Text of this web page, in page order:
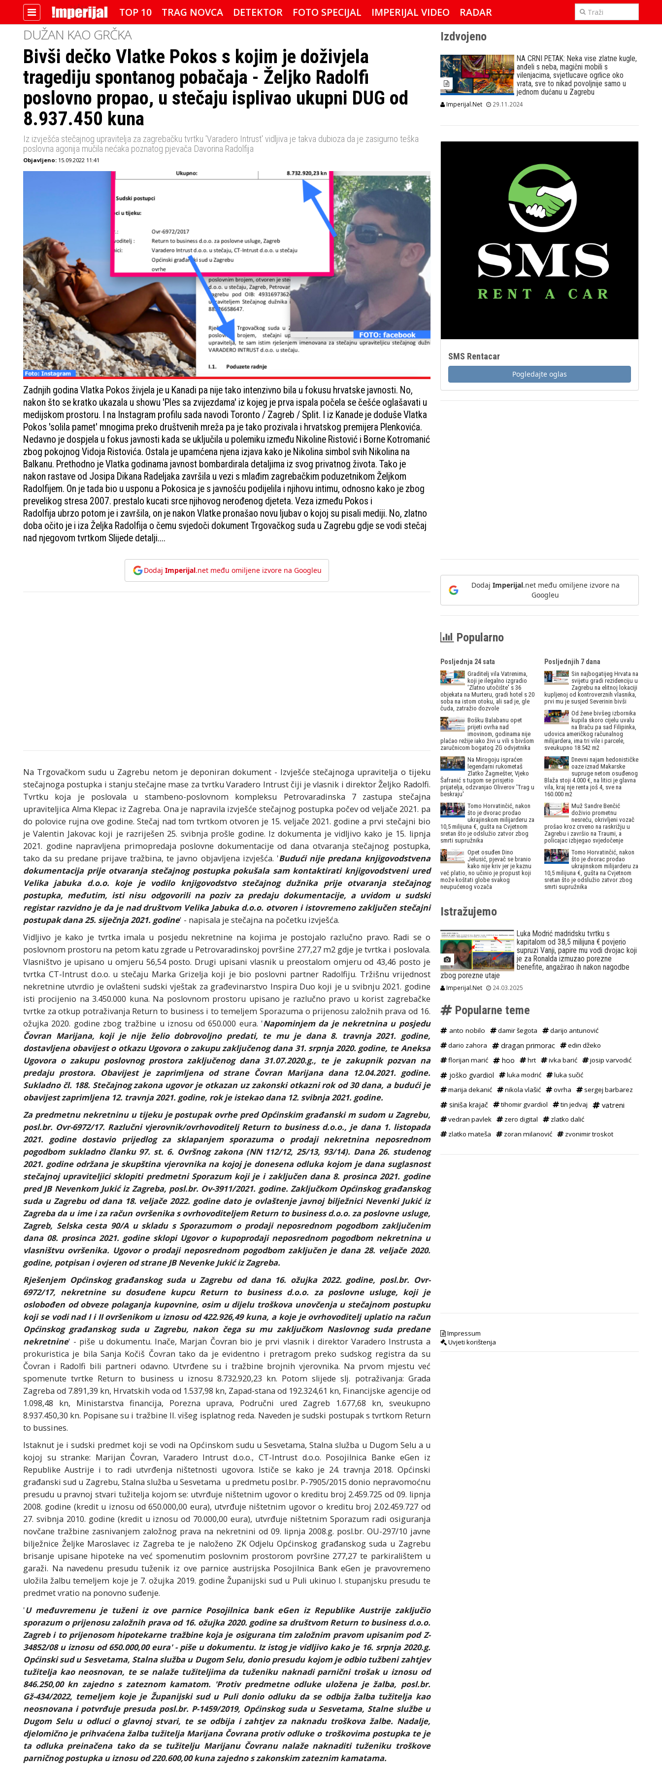
TOP 10 TRAG NOVCA DETEKTOR FOTO SPECIJAL IMPERIJAL VIDEO
RADAR
IMPERIJALOVE POZNATE FACE
DUŽAN KAO GRČKA
Bivši dečko Vlatke Pokos s kojim je doživjela
tragediju spontanog pobačaja - Željko Radolfi
poslovno propao, u stečaju isplivao ukupni DUG od
8.937.450 kuna
Iz izvješća stečajnog upravitelja za zagrebačku tvrtku 'Varadero Intrust' vidljiva je takva dubioza da je zasigurno teška
poslovna agonija mučila nećaka poznatog pjevača Davorina Radolfija
Objavljeno: 15.09.2022 11:41
Zadnjih godina Vlatka Pokos živjela je u Kanadi pa nije tako intenzivno bila u fokusu hrvatske javnosti. No,
nakon što se kratko ukazala u showu 'Ples sa zvijezdama' iz kojeg je prva ispala počela se češće oglašavati u
medijskom prostoru. I na Instagram profilu sada navodi Toronto / Zagreb / Split. I iz Kanade je doduše Vlatka
Pokos 'solila pamet' mnogima preko društvenih mreža pa je tako prozivala i hrvatskog premijera Plenkovića.
Nedavno je dospjela u fokus javnosti kada se uključila u polemiku između Nikoline Ristović i Borne Kotromanić
zbog pokojnog Vidoja Ristovića. Ostala je upamćena njena izjava kako je Nikolina simbol svih Nikolina na
Balkanu. Prethodno je Vlatka godinama javnost bombardirala detaljima iz svog privatnog života. Tako je
nakon rastave od Josipa Dikana Radeljaka završila u vezi s mlađim zagrebačkim poduzetnikom Željkom
Radolfijem. On je tada bio u usponu a Pokosica je s javnošću podijelila i njihovu intimu, odnosno kako je zbog
prevelikog stresa 2007. prestalo kucati srce njihovog nerođenog djeteta. Veza između Pokos i
Radolfija ubrzo potom je i završila, on je nakon Vlatke pronašao novu ljubav o kojoj su pisali mediji. No, zlatno
doba očito je i iza Željka Radolfija o čemu svjedoči dokument Trgovačkog suda u Zagrebu gdje se vodi stečaj
nad njegovom tvrtkom Slijede detalji....
Dodaj Imperijal.net među omiljene izvore na Googleu
Na Trgovačkom sudu u Zagrebu netom je deponiran dokument - Izvješće stečajnoga upravitelja o tijeku
stečajnoga postupka i stanju stečajne mase za tvrtku Varadero Intrust čiji je vlasnik i direktor Željko Radolfi.
Tvrtku koja je poslovala u stambeno-poslovnom kompleksu Petrovaradinska 7 zastupa stečajna
upraviteljica Alma Klepac iz Zagreba. Ona je napravila izvješće stečajnog postupka počev od veljače 2021. pa
do polovice rujna ove godine. Stečaj nad tom tvrtkom otvoren je 15. veljače 2021. godine a prvi stečajni bio
je Valentin Jakovac koji je razriješen 25. svibnja prošle godine. Iz dokumenta je vidljivo kako je 15. lipnja
2021. godine napravljena primopredaja poslovne dokumentacije od dana otvaranja stečajnog postupka,
tako da su predane prijave tražbina, te javno objavljena izvješća. 'Budući nije predana knjigovodstvena
dokumentacija prije otvaranja stečajnog postupka pokušala sam kontaktirati knjigovodstveni ured
Velika jabuka d.o.o. koje je vodilo knjigovodstvo stečajnog dužnika prije otvaranja stečajnog
postupka, međutim, isti nisu odgovorili na poziv za predaju dokumentacije, a uvidom u sudski
registar razvidno je da je nad društvom Velika Jabuka d.o.o. otvoren i istovremeno zaključen stečajni
postupak dana 25. siječnja 2021. godine' - napisala je stečajna na početku izvješća.
Vidljivo je kako je tvrtka imala u posjedu nekretnine na kojima je postojalo razlučno pravo. Radi se o
poslovnom prostoru na petom katu zgrade u Petrovaradinskoj površine 277,27 m2 gdje je tvrtka i poslovala.
Vlasništvo je upisano u omjeru 56,54 posto. Drugi upisani vlasnik u preostalom omjeru od 43,46 posto je
tvrtka CT-Intrust d.o.o. u stečaju Marka Grizelja koji je bio poslovni partner Radolfiju. Tržišnu vrijednost
nekretnine utvrdio je ovlašteni sudski vještak za građevinarstvo Inspira Duo koji je u svibnju 2021. godine
isti procijenio na 3.450.000 kuna. Na poslovnom prostoru upisano je razlučno pravo u korist zagrebačke
tvrtke za otkup potraživanja Return to business i to temeljem Sporazuma o prijenosu založnih prava od 16.
ožujka 2020. godine zbog tražbine u iznosu od 650.000 eura. 'Napominjem da je nekretnina u posjedu
Čovran Marijana, koji je nije želio dobrovoljno predati, te mu je dana 8. travnja 2021. godine,
dostavljena obavijest o otkazu Ugovora o zakupu zaključenog dana 31. srpnja 2020. godine, te Aneksa
Ugovora o zakupu poslovnog prostora zaključenog dana 31.07.2020.g., te je zakupnik pozvan na
predaju prostora. Obavijest je zaprimljena od strane Čovran Marijana dana 12.04.2021. godine.
Sukladno čl. 188. Stečajnog zakona ugovor je otkazan uz zakonski otkazni rok od 30 dana, a budući je
obavijest zaprimljena 12. travnja 2021. godine, rok je istekao dana 12. svibnja 2021. godine.
Za predmetnu nekretninu u tijeku je postupak ovrhe pred Općinskim građanski m sudom u Zagrebu,
posl.br. Ovr-6972/17. Razlučni vjerovnik/ovrhovoditelj Return to business d.o.o., je dana 1. listopada
2021. godine dostavio prijedlog za sklapanjem sporazuma o prodaji nekretnina neposrednom
pogodbom sukladno članku 97. st. 6. Ovršnog zakona (NN 112/12, 25/13, 93/14). Dana 26. studenog
2021. godine održana je skupština vjerovnika na kojoj je donesena odluka kojom je dana suglasnost
stečajnoj upraviteljici sklopiti predmetni Sporazum koji je i zaključen dana 8. prosinca 2021. godine
pred JB Nevenkom Jukić iz Zagreba, posl.br. Ov-3911/2021. godine. Zaključkom Općinskog građanskog
suda u Zagrebu od dana 18. veljače 2022. godine dato je ovlaštenje javnoj bilježnici Nevenki Jukić iz
Zagreba da u ime i za račun ovršenika s ovrhovoditeljem Return to business d.o.o. za poslovne usluge,
Zagreb, Selska cesta 90/A u skladu s Sporazumom o prodaji neposrednom pogodbom zaključenim
dana 08. prosinca 2021. godine sklopi Ugovor o kupoprodaji neposrednom pogodbom nekretnina u
vlasništvu ovršenika. Ugovor o prodaji neposrednom pogodbom zaključen je dana 28. veljače 2020.
godine, potpisan i ovjeren od strane JB Nevenke Jukić iz Zagreba.
Rješenjem Općinskog građanskog suda u Zagrebu od dana 16. ožujka 2022. godine, posl.br. Ovr-
6972/17, nekretnine su dosuđene kupcu Return to business d.o.o. za poslovne usluge, koji je
oslobođen od obveze polaganja kupovnine, osim u dijelu troškova unovčenja u stečajnom postupku
koji se vodi nad I i II ovršenikom u iznosu od 422.926,49 kuna, a koje je ovrhovoditelj uplatio na račun
Općinskog građanskog suda u Zagrebu, nakon čega su mu zaključkom Naslovnog suda predane
nekretnine' - piše u dokumentu. Inače, Marjan Čovran bio je prvi vlasnik i direktor Varadero Instrusta a
prokuristica je bila Sanja Kočiš Čovran tako da je evidentno i pretragom preko sudskog registra da su
Čovran i Radolfi bili partneri odavno. Utvrđene su i tražbine brojnih vjerovnika. Na prvom mjestu već
spomenute tvrtke Return to business u iznosu 8.732.920,23 kn. Potom slijede slj. potraživanja: Grada
Zagreba od 7.891,39 kn, Hrvatskih voda od 1.537,98 kn, Zapad-stana od 192.324,61 kn, Financijske agencije od
1.098,48 kn, Ministarstva financija, Porezna uprava, Područni ured Zagreb 1.677,68 kn, sveukupno
8.937.450,30 kn. Popisane su i tražbine II. višeg isplatnog reda. Naveden je sudski postupak s tvrtkom Return
to bussines.
Istaknut je i sudski predmet koji se vodi na Općinskom sudu u Sesvetama, Stalna služba u Dugom Selu a u
kojoj su stranke: Marijan Čovran, Varadero Intrust d.o.o., CT-Intrust d.o.o. Posojilnica Banke eGen iz
Republike Austrije i to radi utvrđenja ništetnosti ugovora. Ističe se kako je 24. travnja 2018. Općinski
građanski sud u Zagrebu, Stalna služba u Sesvetama u predmetu posl.br. P-7905/2015 donio nepravomoćnu
presudu u pravnoj stvari tužitelja kojom se: utvrđuje ništetnim ugovor o kreditu broj 2.459.725 od 09. lipnja
2008. godine (kredit u iznosu od 650.000,00 eura), utvrđuje ništetnim ugovor o kreditu broj 2.02.459.727 od
27. svibnja 2010. godine (kredit u iznosu od 70.000,00 eura), utvrđuje ništetnim Sporazum radi osiguranja
novčane tražbine zasnivanjem založnog prava na nekretnini od 09. lipnja 2008.g. posl.br. OU-297/10 javne
bilježnice Željke Maroslavec iz Zagreba te je naloženo ZK Odjelu Općinskog građanskog suda u Zagrebu
brisanje upisane hipoteke na već spomenutim poslovnim prostorom površine 277,27 te parkiralištem u
garaži. Na navedenu presudu tuženik iz ove parnice austrijska Posojilnica Bank eGen je pravovremeno
uložila žalbu temeljem koje je 7. ožujka 2019. godine Županijski sud u Puli ukinuo I. stupanjsku presudu te
predmet vratio na ponovno suđenje.
'U međuvremenu je tuženi iz ove parnice Posojilnica bank eGen iz Republike Austrije zaključio
sporazum o prijenosu založnih prava od 16. ožujka 2020. godine sa društvom Return to business d.o.o.
Zagreb i to prijenosom hipotekarne tražbine koja je osigurana tim založnim pravom upisanim pod Z-
34852/08 u iznosu od 650.000,00 eura' - piše u dokumentu. Iz istog je vidljivo kako je 16. srpnja 2020.g.
Općinski sud u Sesvetama, Stalna služba u Dugom Selu, donio presudu kojom je odbio tužbeni zahtjev
tužitelja kao neosnovan, te se nalaže tužiteljima da tuženiku naknadi parnični trošak u iznosu od
846.250,00 kn zajedno s zateznom kamatom. 'Protiv predmetne odluke uložena je žalba, posl.br.
Gž-434/2022, temeljem koje je Županijski sud u Puli donio odluku da se odbija žalba tužitelja kao
neosnovana i potvrđuje presuda posl.br. P-1459/2019, Općinskog suda u Sesvetama, Stalne službe u
Dugom Selu u odluci o glavnoj stvari, te se odbija i zahtjev za naknadu troškova žalbe. Nadalje,
djelomično je prihvaćena žalba tužitelja Marijana Čovrana protiv odluke o troškovima postupka te je
ta odluka preinačena tako da se tužitelju Marijanu Čovranu nalaže naknaditi tuženiku troškove
parničnog postupka u iznosu od 220.600,00 kuna zajedno s zakonskim zateznim kamatama.
Izdvojeno
NA CRNI PETAK: Neka vise zlatne kugle,
anđeli s neba, magični mobili s
vilenjacima, svjetlucave ogrlice oko
vrata, sve to nikad povoljnije samo u
jednom dućanu u Zagrebu
Imperijal.Net 29.11.2024
SMS Rentacar
Pogledajte oglas
Dodaj Imperijal.net među omiljene izvore na
Googleu
Popularno
Posljednja 24 sata
Graditelj vila Vatrenima,
koji je ilegalno izgradio
'Zlatno utočište' s 36
objekata na Murteru, gradi hotel s 20
soba na istom otoku, ali sad je, gle
čuda, zatražio dozvole
Bošku Balabanu opet
prijeti ovrha nad
imovinom, godinama nije
plaćao režije iako živi u vili s bivšom
zaručnicom bogatog ZG odvjetnika
Na Mirogoju ispraćen
legendarni rukometaš
Zlatko Žagmešter, Vjeko
Šafranić s tugom se prisjetio
prijatelja, odzvanjao Oliverov 'Trag u
beskraju'
Tomo Horvatinčić, nakon
što je dvorac prodao
ukrajinskom milijarderu za
10,5 milijuna €, gušta na Cvjetnom
sretan što je odslužio zatvor zbog
smrti supružnika
Opet osuđen Dino
Jelusić, pjevač se branio
kako nije kriv jer je kaznu
već platio, no učinio je propust koji
može koštati globe svakog
neupućenog vozača
Posljednjih 7 dana
Sin najbogatijeg Hrvata na
svijetu gradi rezidenciju u
Zagrebu na elitnoj lokaciji
kupljenoj od kontroverznih vlasnika,
prvi mu je susjed Severinin bivši
Od žene bivšeg izbornika
kupila skoro cijelu uvalu
na Braču pa sad Filipinka,
udovica američkog računalnog
milijardera, ima tri vile i parcele,
sveukupno 18.542 m2
Dnevni najam hedonističke
oaze iznad Makarske
supruge netom osuđenog
Blaža stoji 4.000 €, na litici je glavna
vila, kraj nje renta još 4, sve na
160.000 m2
Muž Sandre Benčić
doživio prometnu
nesreću, okrivljeni vozač
prošao kroz crveno na raskrižju u
Zagrebu i završio na Traumi, a
policajac izbjegao svjedočenje
Tomo Horvatinčić, nakon
što je dvorac prodao
ukrajinskom milijarderu za
10,5 milijuna €, gušta na Cvjetnom
sretan što je odslužio zatvor zbog
smrti supružnika
Istražujemo
Luka Modrić madridsku tvrtku s
kapitalom od 38,5 milijuna € povjerio
supruzi Vanji, papire mu vodi dvojac koji
je za Ronalda izmuzao porezne
benefite, angažirao ih nakon nagodbe
zbog porezne utaje
Imperijal.Net 24.03.2025
Popularne teme
anto nobilo damir šegota
darijo antunović
dario zahora
dragan primorac
edin džeko
florijan marić
hoo hrt ivka barić josip varvodić
joško gvardiol luka modrić
luka sučić
marija dekanić
nikola vlašić ovrha sergej barbarez
siniša krajač tihomir gvardiol tin jedvaj vatreni
vedran pavlek zero digital
zlatko dalić
zlatko mateša
zoran milanović zvonimir troskot
Impressum
Uvjeti korištenja